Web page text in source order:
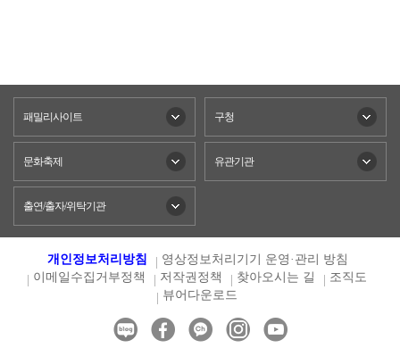
패밀리사이트 구청
문화축제 유관기관
출연/출자/위탁기관
개인정보처리방침
영상정보처리기기 운영·관리 방침
이메일수집거부정책
저작권정책 찾아오시는 길
조직도
뷰어다운로드